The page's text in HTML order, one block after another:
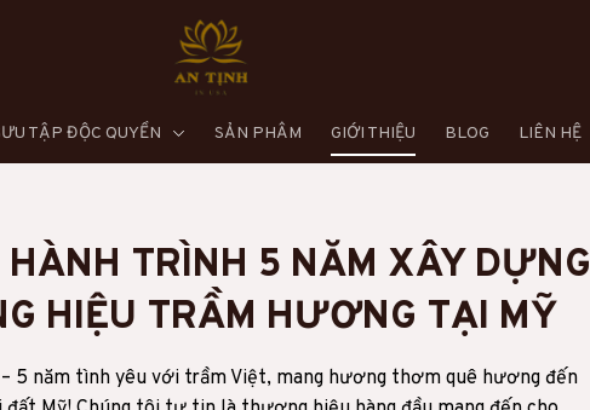
TẬP ĐỘC QUYỀN SẢN PHẨM GIỚI THIỆU BLOG LIÊN HỆ
TRÌNH 5 NĂM XÂY DỰNG
HIỆU TRẦM HƯƠNG TẠI MỸ
– 5 năm tình yêu với trầm Việt, mang hương thơm quê hương đến